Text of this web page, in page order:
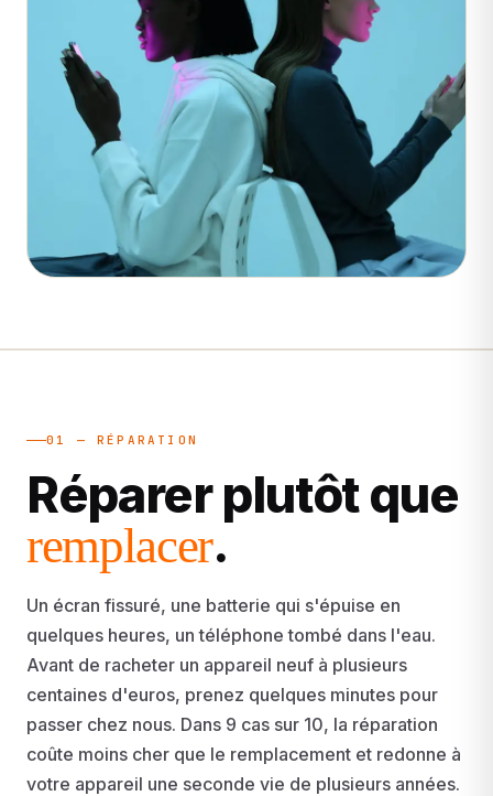
01 — RÉPARATION
Réparer plutôt que
remplacer.
Un écran fissuré, une batterie qui s'épuise en
quelques heures, un téléphone tombé dans l'eau.
Avant de racheter un appareil neuf à plusieurs
centaines d'euros, prenez quelques minutes pour
passer chez nous. Dans 9 cas sur 10, la réparation
coûte moins cher que le remplacement et redonne à
votre appareil une seconde vie de plusieurs années.